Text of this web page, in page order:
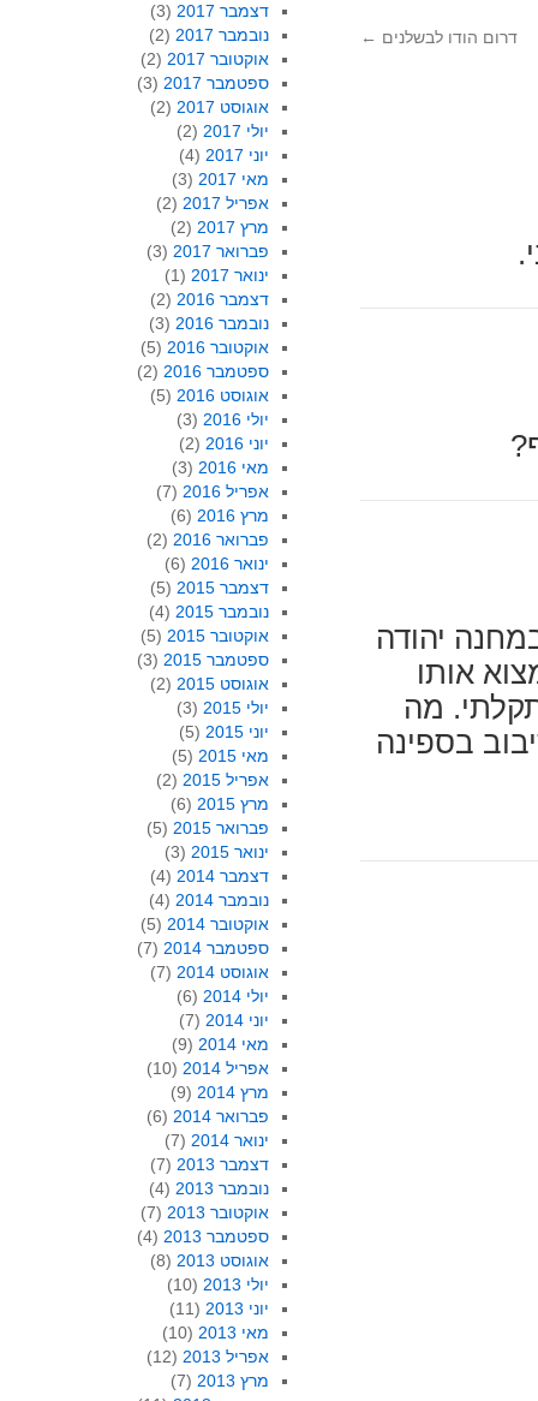
דרום הודו לבשלנים ←
יהודה
אותו
מה
בספינה
דצמבר 2017
(3)
נובמבר 2017
(2)
אוקטובר 2017
(2)
ספטמבר 2017
(3)
אוגוסט 2017
(2)
יולי 2017
(2)
יוני 2017
(4)
מאי 2017
(3)
אפריל 2017
(2)
מרץ 2017
(2)
פברואר 2017
(3)
ינואר 2017
(1)
דצמבר 2016
(2)
נובמבר 2016
(3)
אוקטובר 2016
(5)
ספטמבר 2016
(2)
אוגוסט 2016
(5)
יולי 2016
(3)
יוני 2016
(2)
מאי 2016
(3)
אפריל 2016
(7)
מרץ 2016
(6)
פברואר 2016
(2)
ינואר 2016
(6)
דצמבר 2015
(5)
נובמבר 2015
(4)
אוקטובר 2015
(5)
ספטמבר 2015
(3)
אוגוסט 2015
(2)
יולי 2015
(3)
יוני 2015
(5)
מאי 2015
(5)
אפריל 2015
(2)
מרץ 2015
(6)
פברואר 2015
(5)
ינואר 2015
(3)
דצמבר 2014
(4)
נובמבר 2014
(4)
אוקטובר 2014
(5)
ספטמבר 2014
(7)
אוגוסט 2014
(7)
יולי 2014
(6)
יוני 2014
(7)
מאי 2014
(9)
אפריל 2014
(10)
מרץ 2014
(9)
פברואר 2014
(6)
ינואר 2014
(7)
דצמבר 2013
(7)
נובמבר 2013
(4)
אוקטובר 2013
(7)
ספטמבר 2013
(4)
אוגוסט 2013
(8)
יולי 2013
(10)
יוני 2013
(11)
מאי 2013
(10)
אפריל 2013
(12)
מרץ 2013
(7)